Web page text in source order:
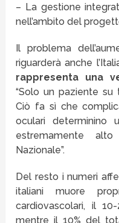
– La gestione
nell’ambito del
Il problema
riguarderà anche
rappresenta una
“Solo un paziente
Ciò fa sì che
oculari determinino
estremamente
Nazionale”.
Del resto i numeri
italiani muore
cardiovascolari, il
mentre il 10% del